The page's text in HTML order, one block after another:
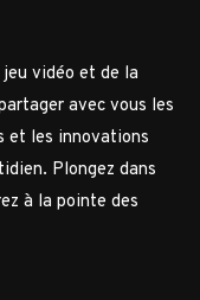
vidéo et de la
avec vous les
et les innovations
Plongez dans
à la pointe des